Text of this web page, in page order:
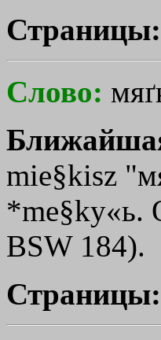
Страницы:
Слово:
mie§kisz
*me§ky«ь.
ВSW 184).
Страницы: